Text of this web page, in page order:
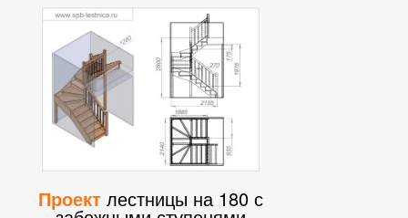
Проектлестницы на 180 с